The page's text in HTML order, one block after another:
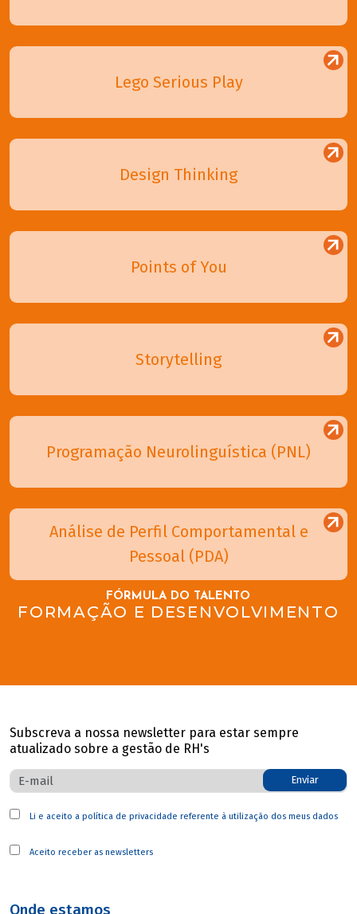
Lego Serious Play
Design Thinking
Points of You
Storytelling
Programação Neurolinguística (PNL)
Análise de Perfil Comportamental e
Pessoal (PDA)
FÓRMULA DO TALENTO
FORMAÇÃO E DESENVOLVIMENTO
Subscreva a nossa newsletter para estar sempre
atualizado sobre a gestão de RH's
Enviar
Li e aceito a política de privacidade referente à utilização dos meus dados
Aceito receber as newsletters
Onde estamos